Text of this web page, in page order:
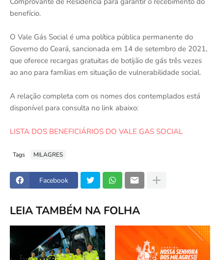
benefício.
O Vale Gás Social é uma política pública permanente do
Governo do Ceará, sancionada em 14 de setembro de 2021,
que oferece recargas gratuitas de botijão de gás três vezes
ao ano para famílias em situação de vulnerabilidade social.
A relação completa com os nomes dos contemplados está
disponível para consulta no link abaixo:
LISTA DOS BENEFICIÁRIOS DO VALE GAS SOCIAL
Tags MILAGRES
Facebook
LEIA TAMBÉM NA FOLHA